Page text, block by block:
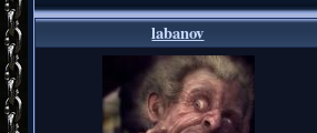
labanov